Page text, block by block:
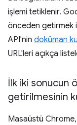
işlemi tetiklenir.
önceden getirmek
API'nin doküman
URL'leri açıkça
İlk iki sonucun
getirilmesinin
Masaüstü